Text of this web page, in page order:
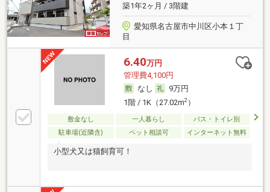
築1年2ヶ月 / 3階建
愛知県名古屋市中川区小本１丁
目
6.40万円
管理費4,100円
なし
9万円
1階 / 1K（27.02m2）
敷金なし 一人暮らし
バス・トイレ別
駐車場(近隣含)
ペット相談可 インターネット無料
小型犬又は猫飼育可！